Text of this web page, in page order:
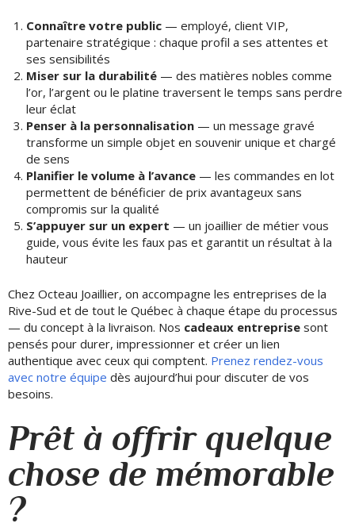
Connaître votre public— employé, client VIP,
partenaire stratégique : chaque profil a ses attentes et
ses sensibilités
Miser sur la durabilité— des matières nobles comme
l’or, l’argent ou le platine traversent le temps sans perdre
leur éclat
Penser à la personnalisation— un message gravé
transforme un simple objet en souvenir unique et chargé
de sens
Planifier le volume à l’avance— les commandes en lot
permettent de bénéficier de prix avantageux sans
compromis sur la qualité
S’appuyer sur un expert — un joaillier de métier vous
guide, vous évite les faux pas et garantit un résultat à la
hauteur
Chez Octeau Joaillier, on accompagne les entreprises de la
Rive-Sud et de tout le Québec à chaque étape du processus
— du concept à la livraison. Nos cadeaux entreprise sont
pensés pour durer, impressionner et créer un lien
authentique avec ceux qui comptent. Prenez rendez-vous
avec notre équipe dès aujourd’hui pour discuter de vos
besoins.
Prêt à offrir quelque
chose de mémorable
?